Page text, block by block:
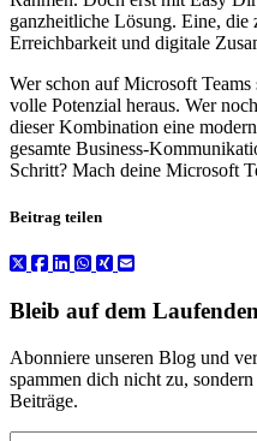
ganzheitliche Lösung. Eine,
Erreichbarkeit und digitale
Wer schon auf Microsoft
volle Potenzial heraus. Wer
dieser Kombination eine
gesamte Business-
Schritt? Mach deine Microsoft
Beitrag teilen
Bleib auf dem
Abonniere unseren Blog und
spammen dich nicht zu,
Beiträge.